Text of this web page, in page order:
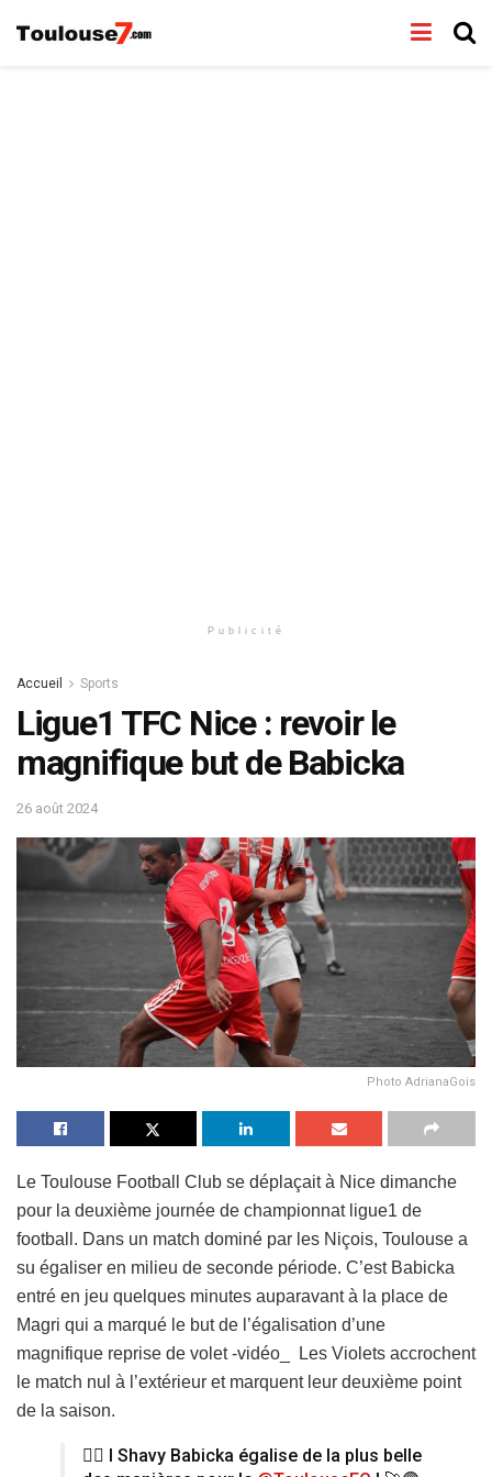
Publicité
Accueil Sports
Ligue1 TFC Nice : revoir le
magnifique but de Babicka
26 août 2024
Photo AdrianaGois
Le Toulouse Football Club se déplaçait à Nice dimanche
pour la deuxième journée de championnat ligue1 de
football. Dans un match dominé par les Niçois, Toulouse a
su égaliser en milieu de seconde période. C’est Babicka
entré en jeu quelques minutes auparavant à la place de
Magri qui a marqué le but de l’égalisation d’une
magnifique reprise de volet -vidéo_ Les Violets accrochent
le match nul à l’extérieur et marquent leur deuxième point
de la saison.
😮‍💨 I Shavy Babicka égalise de la plus belle